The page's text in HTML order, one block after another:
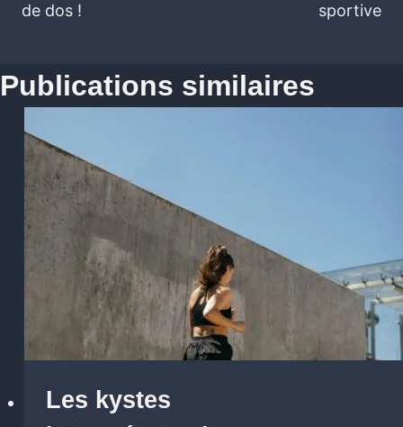
de dos !
sportive
Publications similaires
Les kystes